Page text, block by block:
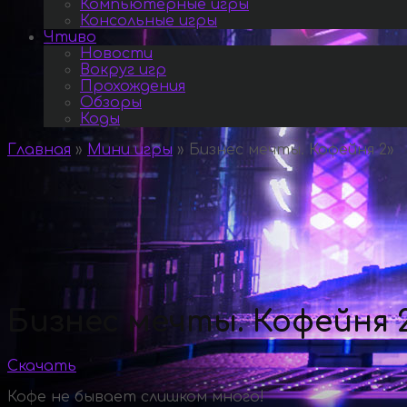
Компьютерные игры
Консольные игры
Чтиво
Новости
Вокруг игр
Прохождения
Обзоры
Коды
Главная » Мини игры » Бизнес мечты. Кофейня 2»
Бизнес мечты. Кофейня
Скачать
Кофе не бывает слишком много!